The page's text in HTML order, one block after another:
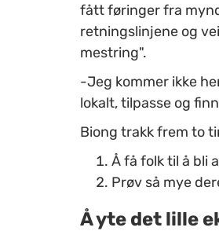
fått føringer fra
retningslinjene og
mestring".
-Jeg kommer ikke
lokalt, tilpasse og
Biong trakk frem to
Å få folk til å
Prøv så mye
Å yte det lille